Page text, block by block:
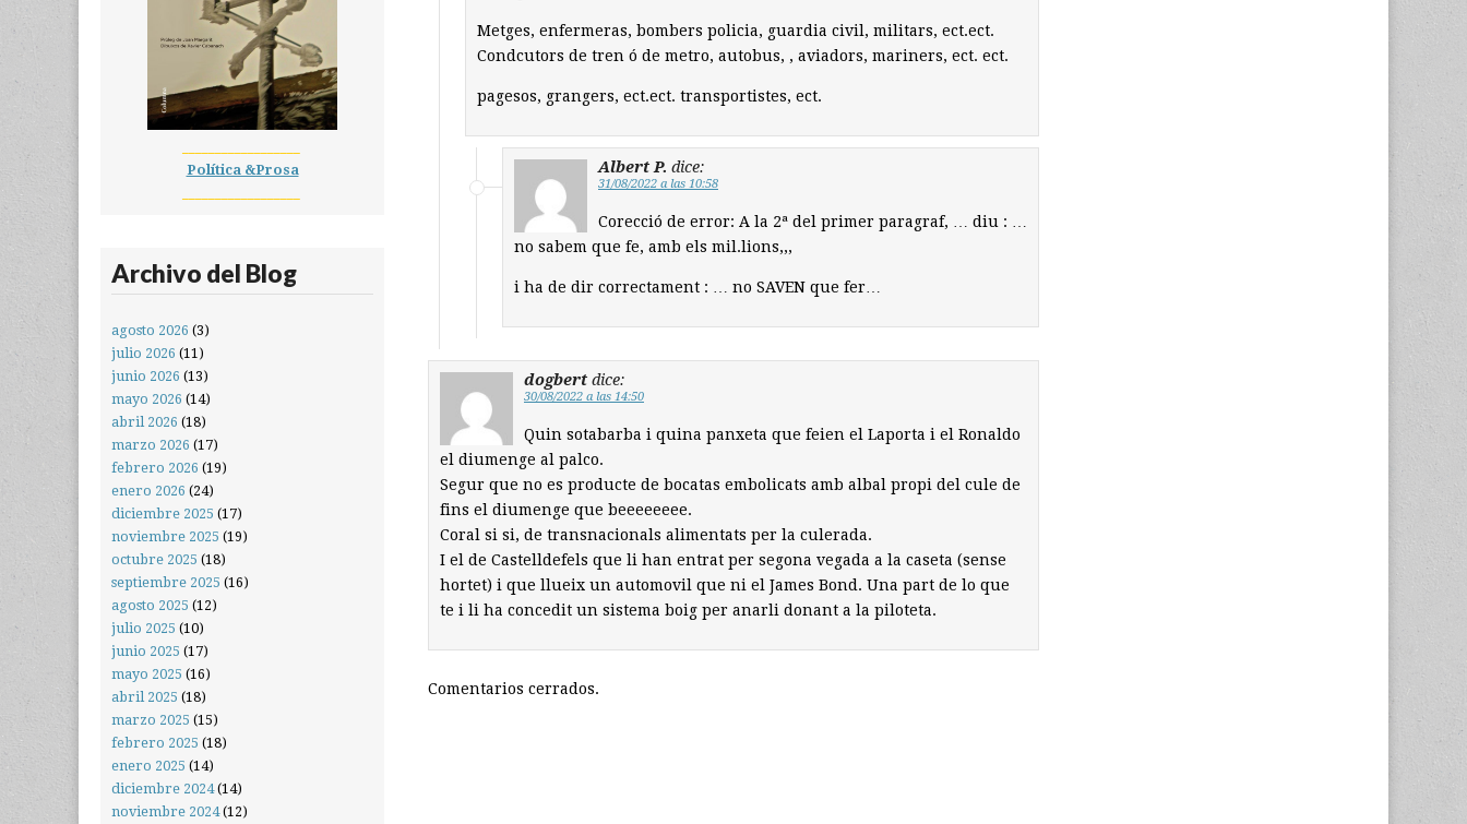
Metges, enfermeras, bombers policia, guardia civil, militars, ect.ect.
Condcutors de tren ó de metro, autobus, , aviadors, mariners, ect. ect.
pagesos, grangers, ect.ect. transportistes, ect.
Albert P. dice:
31/08/2022 a las 10:58
Corecció de error: A la 2ª del primer paragraf, … diu : …
no sabem que fe, amb els mil.lions,,,
i ha de dir correctament : … no SAVEN que fer…
dogbert dice:
30/08/2022 a las 14:50
Quin sotabarba i quina panxeta que feien el Laporta i el Ronaldo
el diumenge al palco.
Segur que no es producte de bocatas embolicats amb albal propi del cule de
fins el diumenge que beeeeeeee.
Coral si si, de transnacionals alimentats per la culerada.
I el de Castelldefels que li han entrat per segona vegada a la caseta (sense
hortet) i que llueix un automovil que ni el James Bond. Una part de lo que
te i li ha concedit un sistema boig per anarli donant a la piloteta.
Comentarios cerrados.
Política &Prosa
Archivo del Blog
agosto 2026 (3)
julio 2026 (11)
junio 2026 (13)
mayo 2026 (14)
abril 2026 (18)
marzo 2026 (17)
febrero 2026 (19)
enero 2026 (24)
diciembre 2025 (17)
noviembre 2025 (19)
octubre 2025 (18)
septiembre 2025 (16)
agosto 2025 (12)
julio 2025 (10)
junio 2025 (17)
mayo 2025 (16)
abril 2025 (18)
marzo 2025 (15)
febrero 2025 (18)
enero 2025 (14)
diciembre 2024(14)
noviembre 2024(12)